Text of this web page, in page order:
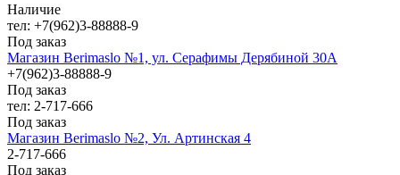
Наличие
тел: +7(962)3-88888-9
Под заказ
Магазин Berimaslo №1, ул. Серафимы Дерябиной 30А
+7(962)3-88888-9
Под заказ
тел: 2-717-666
Под заказ
Магазин Berimaslo №2, Ул. Артинская 4
2-717-666
Под заказ